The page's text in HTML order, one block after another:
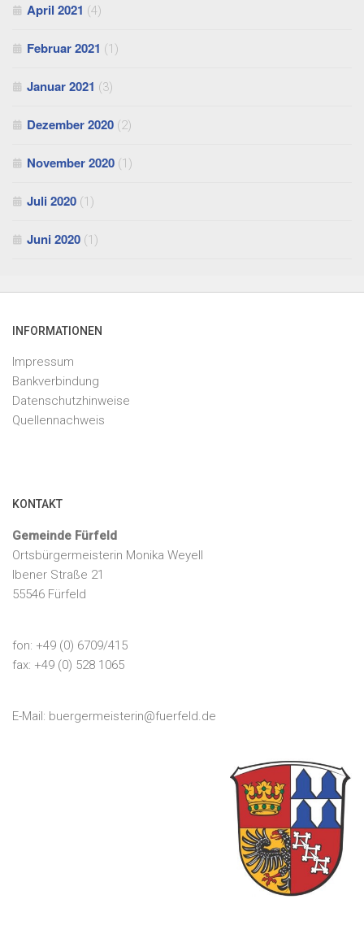
April 2021 (4)
Februar 2021 (1)
Januar 2021 (3)
Dezember 2020 (2)
November 2020 (1)
Juli 2020 (1)
Juni 2020 (1)
INFORMATIONEN
Impressum
Bankverbindung
Datenschutzhinweise
Quellennachweis
KONTAKT
Gemeinde Fürfeld
Ortsbürgermeisterin Monika Weyell
Ibener Straße 21
55546 Fürfeld
fon: +49 (0) 6709/415
fax: +49 (0) 528 1065
E-Mail: buergermeisterin@fuerfeld.de